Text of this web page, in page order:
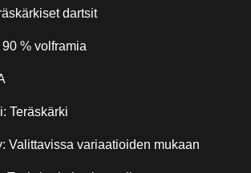
dartsit
% volframia
Teräskärki
Valittavissa variaatioiden mukaan